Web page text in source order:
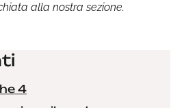
alla nostra sezione.
4